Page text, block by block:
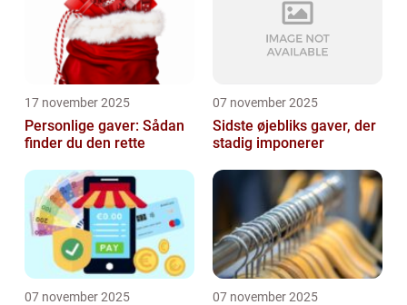
17 november 2025
Personlige gaver: Sådan
finder du den rette
07 november 2025
Sidste øjebliks gaver, der
stadig imponerer
07 november 2025 07 november 2025